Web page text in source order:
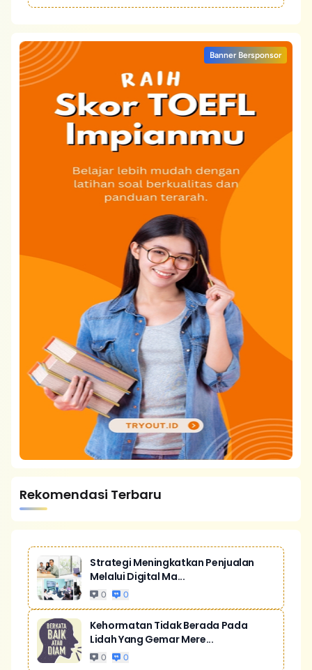
Banner Bersponsor
Rekomendasi Terbaru
Strategi Meningkatkan Penjualan
Melalui Digital Ma...
0 0
Kehormatan Tidak Berada Pada
Lidah Yang Gemar Mere...
0 0